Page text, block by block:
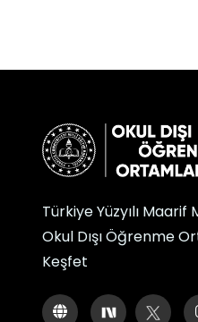
Türkiye Yüzyılı Maarif
Okul Dışı Öğrenme
Keşfet